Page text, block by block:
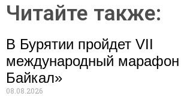
Читайте также:
В Бурятии пройдет VII
международный
Байкал»
08.08.2026